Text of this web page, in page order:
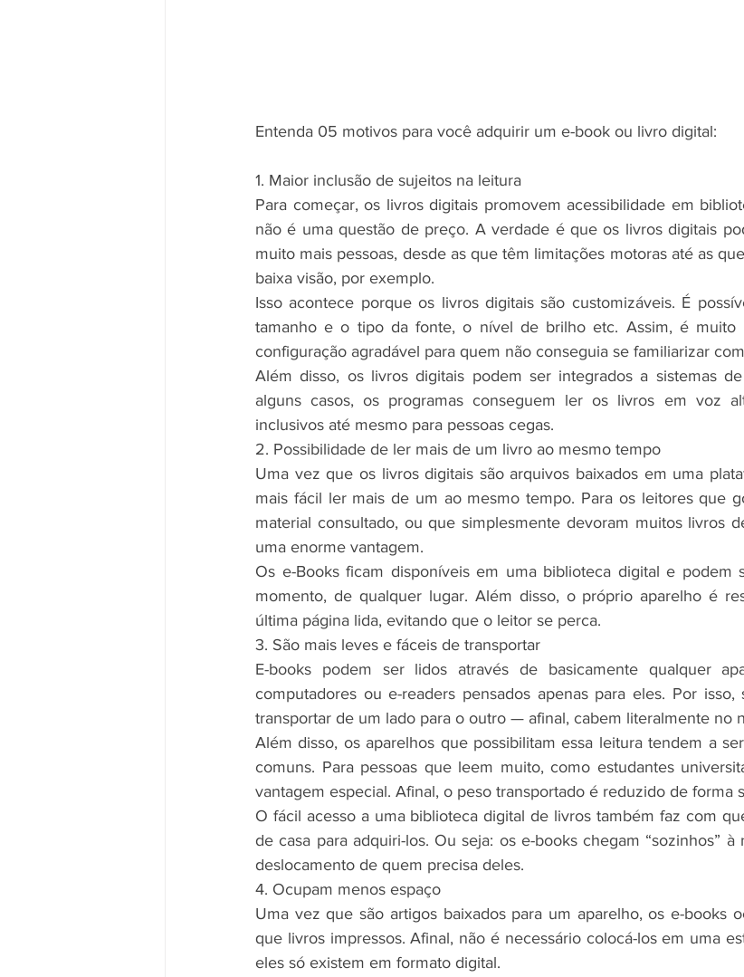
Entenda 05 motivos para você adquirir um e-book ou livro digital:
1. Maior inclusão de sujeitos na leitura
Para começar, os livros digitais promovem acessibilidade em
não é uma questão de preço. A verdade é que os livros digitais
muito mais pessoas, desde as que têm limitações motoras até as
baixa visão, por exemplo.
Isso acontece porque os livros digitais são customizáveis. É
tamanho e o tipo da fonte, o nível de brilho etc. Assim, é muito
configuração agradável para quem não conseguia se familiarizar
Além disso, os livros digitais podem ser integrados a sistemas
alguns casos, os programas conseguem ler os livros em voz
inclusivos até mesmo para pessoas cegas.
2. Possibilidade de ler mais de um livro ao mesmo tempo
Uma vez que os livros digitais são arquivos baixados em uma
mais fácil ler mais de um ao mesmo tempo. Para os leitores que
material consultado, ou que simplesmente devoram muitos livros
uma enorme vantagem.
Os e-Books ficam disponíveis em uma biblioteca digital e podem
momento, de qualquer lugar. Além disso, o próprio aparelho é
última página lida, evitando que o leitor se perca.
3. São mais leves e fáceis de transportar
E-books podem ser lidos através de basicamente qualquer
computadores ou e-readers pensados apenas para eles. Por
transportar de um lado para o outro — afinal, cabem literalmente no
Além disso, os aparelhos que possibilitam essa leitura tendem a
comuns. Para pessoas que leem muito, como estudantes
vantagem especial. Afinal, o peso transportado é reduzido de forma
O fácil acesso a uma biblioteca digital de livros também faz com
de casa para adquiri-los. Ou seja: os e-books chegam “sozinhos” à
deslocamento de quem precisa deles.
4. Ocupam menos espaço
Uma vez que são artigos baixados para um aparelho, os e-books
que livros impressos. Afinal, não é necessário colocá-los em uma
eles só existem em formato digital.